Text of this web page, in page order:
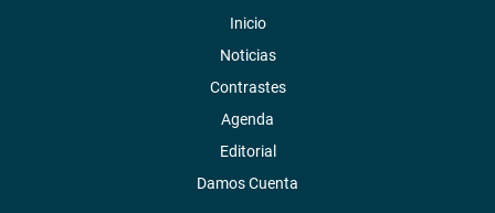
Inicio
Noticias
Contrastes
Agenda
Editorial
Damos Cuenta